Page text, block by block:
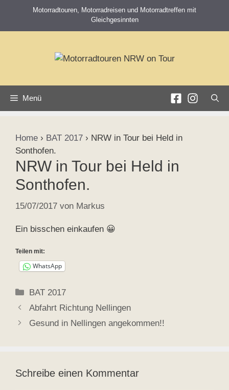
springen
Motorradtouren, Motorradreisen und Motorradtreffen mit
Gleichgesinnten
Menü
Home › BAT 2017 › NRW in Tour bei Held in
Sonthofen.
NRW in Tour bei Held in
Sonthofen.
15/07/2017 von Markus
Ein bisschen einkaufen 😀
Teilen mit:
WhatsApp
Kategorien
BAT 2017
Abfahrt Richtung Nellingen
Gesund in Nellingen angekommen!!
Schreibe einen Kommentar